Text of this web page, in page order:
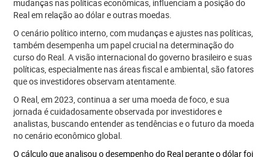
mudanças nas políticas econômicas, influenciam a posição do
Real em relação ao dólar e outras moedas.
O cenário político interno, com mudanças e ajustes nas políticas,
também desempenha um papel crucial na determinação do
curso do Real. A visão internacional do governo brasileiro e suas
políticas, especialmente nas áreas fiscal e ambiental, são fatores
que os investidores observam atentamente.
O Real, em 2023, continua a ser uma moeda de foco, e sua
jornada é cuidadosamente observada por investidores e
analistas, buscando entender as tendências e o futuro da moeda
no cenário econômico global.
O cálculo que analisou o desempenho do Real perante o dólar foi